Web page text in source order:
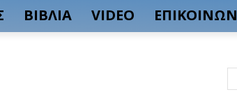
ΒΙΒΛΙΑ VIDEO